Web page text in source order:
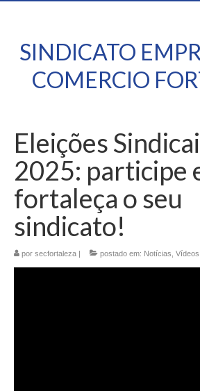
SINDICATO
COMERCIO
Eleições
2025: participe
fortaleça o seu
sindicato!
por secfortaleza | postado em: Notícias Vídeos